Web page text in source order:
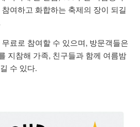
여하고 화합하는 축제의 장이 되길
료로 참여할 수 있으며, 방문객들은
지참해 가족, 친구들과 함께 여름밤
수 있다.